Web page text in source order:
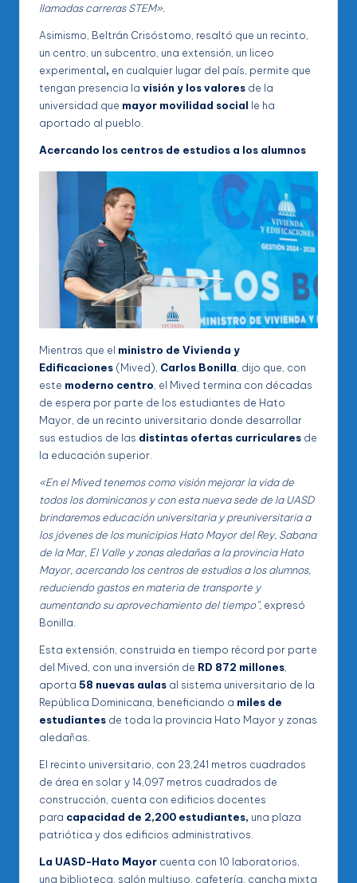
llamadas carreras STEM».
Asimismo, Beltrán Crisóstomo, resaltó que un recinto,
un centro, un subcentro, una extensión, un liceo
experimental, en cualquier lugar del país, permite que
tengan presencia la visión y los valores de la
universidad que mayor movilidad social le ha
aportado al pueblo.
Acercando los centros de estudios a los alumnos
Mientras que el ministro de Vivienda y
Edificaciones (Mived), Carlos Bonilla , dijo que, con
este moderno centro , el Mived termina con décadas
de espera por parte de los estudiantes de Hato
Mayor, de un recinto universitario donde desarrollar
sus estudios de las distintas ofertas curriculares de
la educación superior.
«En el Mived tenemos como visión mejorar la vida de
todos los dominicanos y con esta nueva sede de la UASD
brindaremos educación universitaria y preuniversitaria a
los jóvenes de los municipios Hato Mayor del Rey, Sabana
de la Mar, El Valle y zonas aledañas a la provincia Hato
Mayor, acercando los centros de estudios a los alumnos,
reduciendo gastos en materia de transporte y
aumentando su aprovechamiento del tiempo”, expresó
Bonilla.
Esta extensión, construida en tiempo récord por parte
del Mived, con una inversión de RD 872 millones
aporta 58 nuevas aulas al sistema universitario de la
República Dominicana, beneficiando a miles de
estudiantes de toda la provincia Hato Mayor y zonas
aledañas.
El recinto universitario, con 23,241 metros cuadrados
de área en solar y 14,097 metros cuadrados de
construcción, cuenta con edificios docentes
para capacidad de 2,200 estudiantes, una plaza
patriótica y dos edificios administrativos.
La UASD-Hato Mayor cuenta con 10 laboratorios,
una biblioteca, salón multiuso, cafetería, cancha mixta